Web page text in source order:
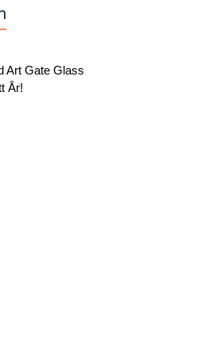
Art Gate Glass
År!